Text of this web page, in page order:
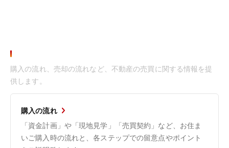
購入の流れ、売却の流れなど、不動産の売買に関する情報を提
供します。
購入の流れ
「資金計画」や「現地見学」「売買契約」など、お住ま
いご購入時の流れと、各ステップでの留意点やポイント